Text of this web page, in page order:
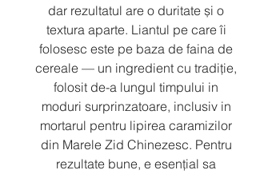
dar rezultatul are o duritate și o
textura aparte. Liantul pe care îi
folosesc este pe baza de faina de
cereale — un ingredient cu tradiție,
folosit de-a lungul timpului in
moduri surprinzatoare, inclusiv in
mortarul pentru lipirea caramizilor
din Marele Zid Chinezesc. Pentru
rezultate bune, e esențial sa